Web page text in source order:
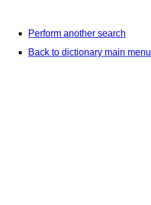
Perform another search
Back to dictionary main menu